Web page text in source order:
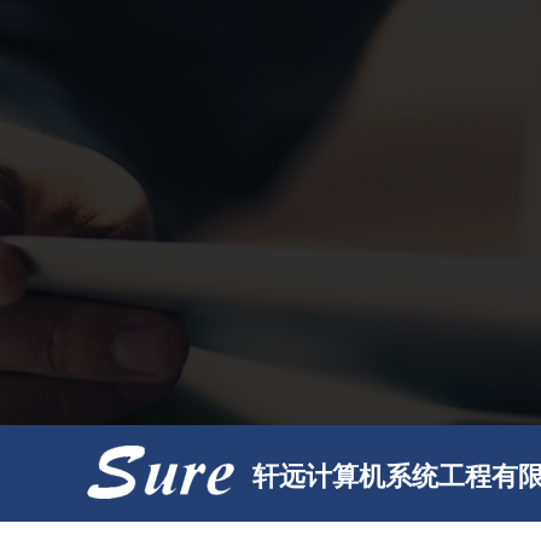
轩远计算机系统工程有